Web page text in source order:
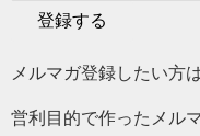
メルマガ登録したい方
営利目的で作ったメル